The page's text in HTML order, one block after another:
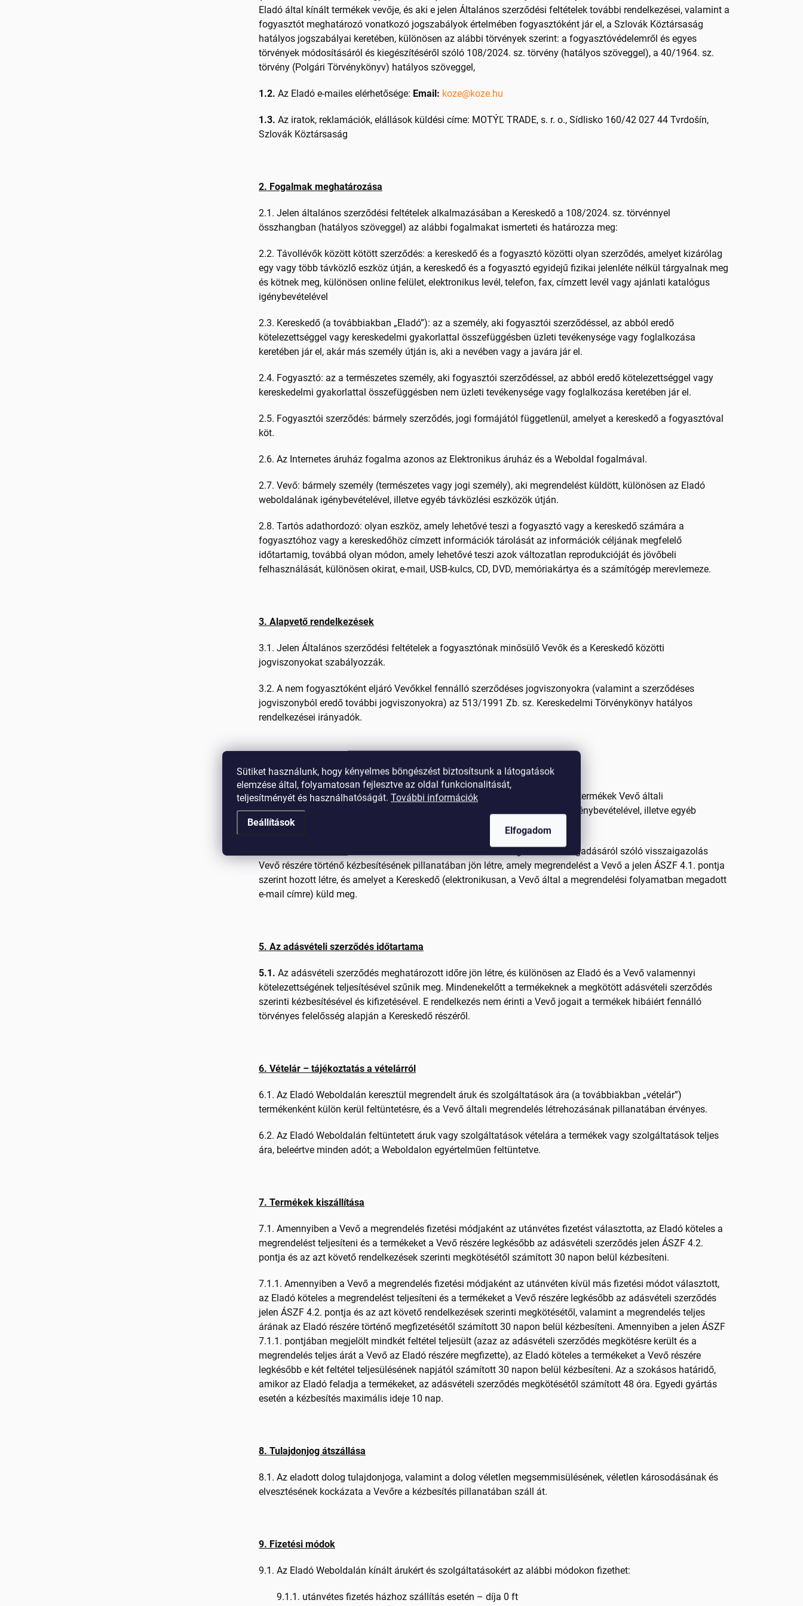
Sütiket használunk, hogy kényelmes böngészést biztosítsunk a látogatások
elemzése által, folyamatosan fejlesztve az oldal funkcionalitását,
teljesítményét és használhatóságát. További információk
Beállítások
Elfogadom
Eladó által kínált termékek vevője, és aki e jelen Általános szerződési feltételek további rendelkezései, valamint a
fogyasztót meghatározó vonatkozó jogszabályok értelmében fogyasztóként jár el, a Szlovák Köztársaság
hatályos jogszabályai keretében, különösen az alábbi törvények szerint: a fogyasztóvédelemről és egyes
törvények módosításáról és kiegészítéséről szóló 108/2024. sz. törvény (hatályos szöveggel), a 40/1964. sz.
törvény (Polgári Törvénykönyv) hatályos szöveggel,
1.2. Az Eladó e-mailes elérhetősége: Email: koze@koze.hu
1.3. Az iratok, reklamációk, elállások küldési címe: MOTÝĽ TRADE, s. r. o., Sídlisko 160/42 027 44 Tvrdošín,
Szlovák Köztársaság
2. Fogalmak meghatározása
2.1. Jelen általános szerződési feltételek alkalmazásában a Kereskedő a 108/2024. sz. törvénnyel
összhangban (hatályos szöveggel) az alábbi fogalmakat ismerteti és határozza meg:
2.2. Távollévők között kötött szerződés: a kereskedő és a fogyasztó közötti olyan szerződés, amelyet kizárólag
egy vagy több távközlő eszköz útján, a kereskedő és a fogyasztó egyidejű fizikai jelenléte nélkül tárgyalnak meg
és kötnek meg, különösen online felület, elektronikus levél, telefon, fax, címzett levél vagy ajánlati katalógus
igénybevételével
2.3. Kereskedő (a továbbiakban „Eladó”): az a személy, aki fogyasztói szerződéssel, az abból eredő
kötelezettséggel vagy kereskedelmi gyakorlattal összefüggésben üzleti tevékenysége vagy foglalkozása
keretében jár el, akár más személy útján is, aki a nevében vagy a javára jár el.
2.4. Fogyasztó: az a természetes személy, aki fogyasztói szerződéssel, az abból eredő kötelezettséggel vagy
kereskedelmi gyakorlattal összefüggésben nem üzleti tevékenysége vagy foglalkozása keretében jár el.
2.5. Fogyasztói szerződés: bármely szerződés, jogi formájától függetlenül, amelyet a kereskedő a fogyasztóval
köt.
2.6. Az Internetes áruház fogalma azonos az Elektronikus áruház és a Weboldal fogalmával.
2.7. Vevő: bármely személy (természetes vagy jogi személy), aki megrendelést küldött, különösen az Eladó
weboldalának igénybevételével, illetve egyéb távközlési eszközök útján.
2.8. Tartós adathordozó: olyan eszköz, amely lehetővé teszi a fogyasztó vagy a kereskedő számára a
fogyasztóhoz vagy a kereskedőhöz címzett információk tárolását az információk céljának megfelelő
időtartamig, továbbá olyan módon, amely lehetővé teszi azok változatlan reprodukcióját és jövőbeli
felhasználását, különösen okirat, e-mail, USB-kulcs, CD, DVD, memóriakártya és a számítógép merevlemeze.
3. Alapvető rendelkezések
3.1. Jelen Általános szerződési feltételek a fogyasztónak minősülő Vevők és a Kereskedő közötti
jogviszonyokat szabályozzák.
3.2. A nem fogyasztóként eljáró Vevőkkel fennálló szerződéses jogviszonyokra (valamint a szerződéses
jogviszonyból eredő további jogviszonyokra) az 513/1991 Zb. sz. Kereskedelmi Törvénykönyv hatályos
rendelkezései irányadók.
4. Termék megrendelése – adásvételi szerződés megkötése
4.1. A Vevő részéről az adásvételi szerződés megkötésére irányuló ajánlat a termékek Vevő általi
megrendelésének elküldése, amely elsősorban a Kereskedő weboldalának igénybevételével, illetve egyéb
távközlési eszközök útján történik.
4.2. A Vevő és a Kereskedő közötti adásvételi szerződés a megrendelés elfogadásáról szóló visszaigazolás
Vevő részére történő kézbesítésének pillanatában jön létre, amely megrendelést a Vevő a jelen ÁSZF 4.1. pontja
szerint hozott létre, és amelyet a Kereskedő (elektronikusan, a Vevő által a megrendelési folyamatban megadott
e-mail címre) küld meg.
5. Az adásvételi szerződés időtartama
5.1. Az adásvételi szerződés meghatározott időre jön létre, és különösen az Eladó és a Vevő valamennyi
kötelezettségének teljesítésével szűnik meg. Mindenekelőtt a termékeknek a megkötött adásvételi szerződés
szerinti kézbesítésével és kifizetésével. E rendelkezés nem érinti a Vevő jogait a termékek hibáiért fennálló
törvényes felelősség alapján a Kereskedő részéről.
6. Vételár – tájékoztatás a vételárról
6.1. Az Eladó Weboldalán keresztül megrendelt áruk és szolgáltatások ára (a továbbiakban „vételár”)
termékenként külön kerül feltüntetésre, és a Vevő általi megrendelés létrehozásának pillanatában érvényes.
6.2. Az Eladó Weboldalán feltüntetett áruk vagy szolgáltatások vételára a termékek vagy szolgáltatások teljes
ára, beleértve minden adót; a Weboldalon egyértelműen feltüntetve.
7. Termékek kiszállítása
7.1. Amennyiben a Vevő a megrendelés fizetési módjaként az utánvétes fizetést választotta, az Eladó köteles a
megrendelést teljesíteni és a termékeket a Vevő részére legkésőbb az adásvételi szerződés jelen ÁSZF 4.2.
pontja és az azt követő rendelkezések szerinti megkötésétől számított 30 napon belül kézbesíteni.
7.1.1. Amennyiben a Vevő a megrendelés fizetési módjaként az utánvéten kívül más fizetési módot választott,
az Eladó köteles a megrendelést teljesíteni és a termékeket a Vevő részére legkésőbb az adásvételi szerződés
jelen ÁSZF 4.2. pontja és az azt követő rendelkezések szerinti megkötésétől, valamint a megrendelés teljes
árának az Eladó részére történő megfizetésétől számított 30 napon belül kézbesíteni. Amennyiben a jelen ÁSZF
7.1.1. pontjában megjelölt mindkét feltétel teljesült (azaz az adásvételi szerződés megkötésre került és a
megrendelés teljes árát a Vevő az Eladó részére megfizette), az Eladó köteles a termékeket a Vevő részére
legkésőbb e két feltétel teljesülésének napjától számított 30 napon belül kézbesíteni. Az a szokásos határidő,
amikor az Eladó feladja a termékeket, az adásvételi szerződés megkötésétől számított 48 óra. Egyedi gyártás
esetén a kézbesítés maximális ideje 10 nap.
8. Tulajdonjog átszállása
8.1. Az eladott dolog tulajdonjoga, valamint a dolog véletlen megsemmisülésének, véletlen károsodásának és
elvesztésének kockázata a Vevőre a kézbesítés pillanatában száll át.
9. Fizetési módok
9.1. Az Eladó Weboldalán kínált árukért és szolgáltatásokért az alábbi módokon fizethet:
9.1.1. utánvétes fizetés házhoz szállítás esetén – díja 0 ft